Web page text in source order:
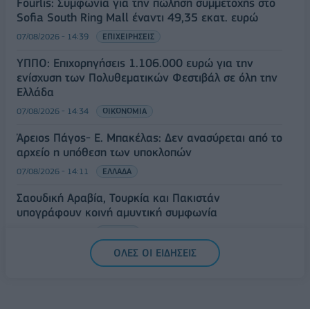
Fourlis: Συμφωνία για την πώληση συμμετοχής στο
Sofia South Ring Mall έναντι 49,35 εκατ. ευρώ
07/08/2026 - 14:39 ΕΠΙΧΕΙΡΗΣΕΙΣ
ΥΠΠΟ: Επιχορηγήσεις 1.106.000 ευρώ για την
ενίσχυση των Πολυθεματικών Φεστιβάλ σε όλη την
Ελλάδα
07/08/2026 - 14:34 ΟΙΚΟΝΟΜΙΑ
Άρειος Πάγος- Ε. Μπακέλας: Δεν ανασύρεται από το
αρχείο η υπόθεση των υποκλοπών
07/08/2026 - 14:11 ΕΛΛΑΔΑ
Σαουδική Αραβία, Τουρκία και Πακιστάν
υπογράφουν κοινή αμυντική συμφωνία
ΟΛΕΣ ΟΙ ΕΙΔΗΣΕΙΣ